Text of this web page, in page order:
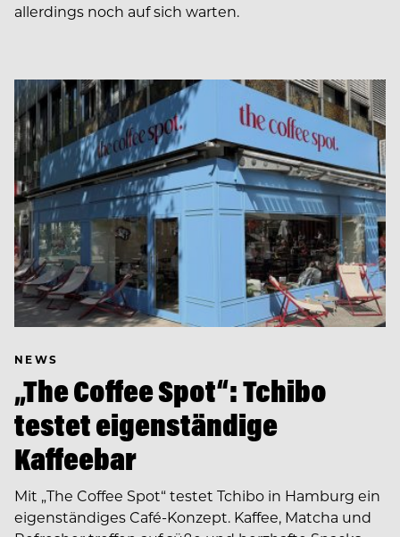
allerdings noch auf sich warten.
NEWS
„The Coffee Spot“: Tchibo
testet eigenständige
Kaffeebar
Mit „The Coffee Spot“ testet Tchibo in Hamburg ein
eigenständiges Café-Konzept. Kaffee, Matcha und